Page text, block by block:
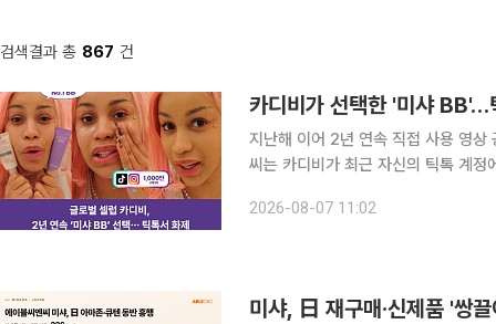
검색결과 총 867 건
카디비가 선택한 '미샤
지난해 이어 2년 연속 직접 사용 영상 공
씨는 카디비가 최근 자신의 틱톡 계
고 있는 제품"이라고 소개하고 리뉴얼
2026-08-07 11:02
미샤, 日 재구매·신제품 '